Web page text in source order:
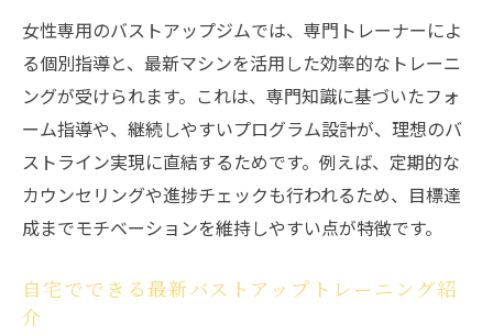
女性専用のバストアップジムでは、専門トレーナーによ
る個別指導と、最新マシンを活用した効率的なトレーニ
ングが受けられます。これは、専門知識に基づいたフォ
ーム指導や、継続しやすいプログラム設計が、理想のバ
ストライン実現に直結するためです。例えば、定期的な
カウンセリングや進捗チェックも行われるため、目標達
成までモチベーションを維持しやすい点が特徴です。
自宅でできる最新バストアップトレーニング紹
介